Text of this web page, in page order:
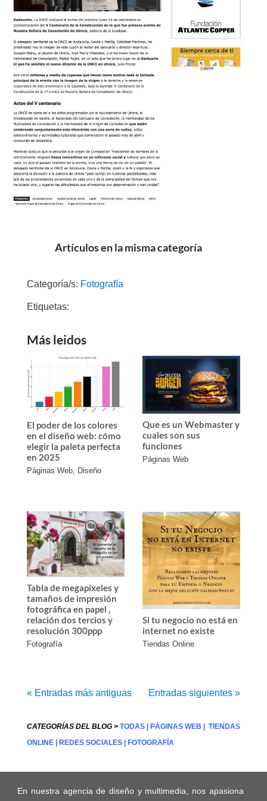
Artículos en la misma categoría
Categoría/s: Fotografía
Etiquetas:
Más leidos
El poder de los colores
en el diseño web: cómo
elegir la paleta perfecta
en 2025
Páginas Web, Diseño
Que es un Webmaster y
cuales son sus
funciones
Páginas Web
Tabla de megapixeles y
tamaños de impresión
fotográfica en papel ,
relación dos tercios y
resolución 300ppp
Fotografía
Si tu negocio no está en
internet no existe
Tiendas Online
« Entradas más antiguas Entradas siguientes »
CATEGORÍAS DEL BLOG > TODAS| PÁGINAS WEB
TIENDAS
ONLINE| REDES SOCIALES| FOTOGRAFÍA
En nuestra agencia de diseño y multimedia, nos apasiona